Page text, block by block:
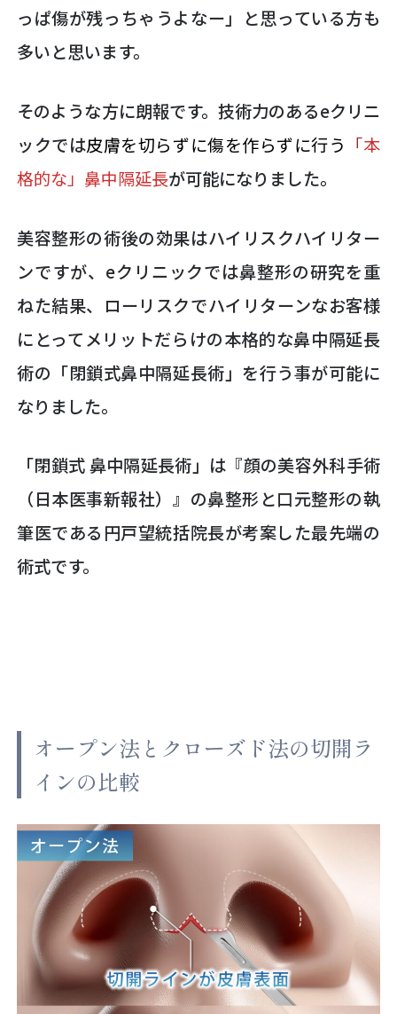
っぱ傷が残っちゃうよなー」と思っている方も
多いと思います。
そのような方に朗報です。技術力のあるeクリニ
ックでは皮膚を切らずに傷を作らずに行う 「本
格的な」鼻中隔延長が可能になりました。
美容整形の術後の効果はハイリスクハイリター
ンですが、eクリニックでは鼻整形の研究を重
ねた結果、ローリスクでハイリターンなお客様
にとってメリットだらけの本格的な鼻中隔延長
術の「閉鎖式鼻中隔延長術」を行う事が可能に
なりました。
「閉鎖式 鼻中隔延長術」は『顔の美容外科手術
（日本医事新報社）』の鼻整形と口元整形の執
筆医である円戸望統括院長が考案した最先端の
術式です。
オープン法とクローズド法の切開ラ
インの比較